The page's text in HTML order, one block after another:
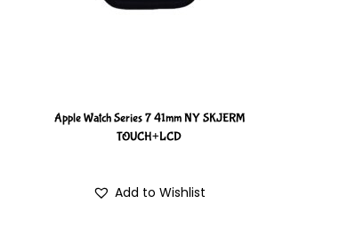
Apple Watch Series 7 41mm NY SKJERM
TOUCH+LCD
Add to Wishlist